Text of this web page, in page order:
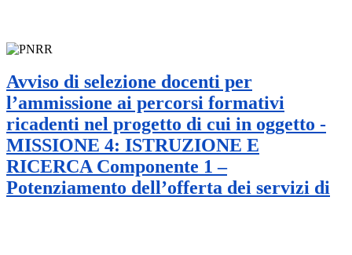
Avviso di selezione docenti per
l’ammissione ai percorsi formativi
ricadenti nel progetto di cui in oggetto -
MISSIONE 4: ISTRUZIONE E
RICERCA Componente 1 –
Potenziamento dell’offerta dei servizi di